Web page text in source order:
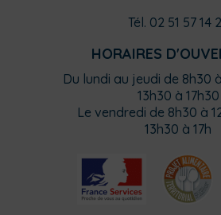
Tél. 02 51 57 14
HORAIRES
Du lundi au jeudi de 8h30
13h30 à 17h30
Le vendredi de 8h30 à
13h30 à 17h